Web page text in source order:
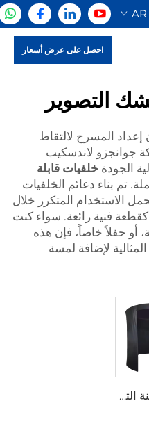
احصل على عرض أسعار
التصوير
إعداد المسرح لالتقاط
جوانجزو لاندسكيب
الجودةخلفيات قابلة
بناء دعائم الخلفيات
الاستخدام المتكرر خلال
فنية رائعة. سواء كنت
حفلاً خاصاً، فإن هذه
لإضافة لمسة
خلفية كابينة التصوير 360